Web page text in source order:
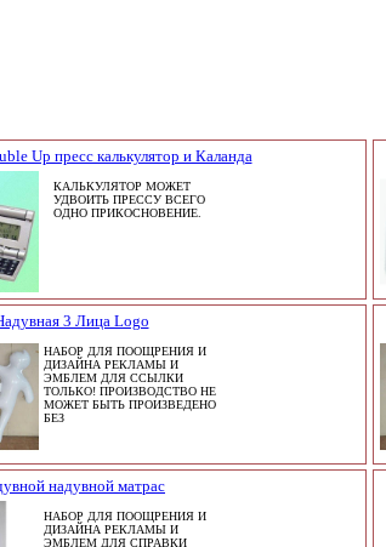
Up пресс калькулятор и Каланда
КАЛЬКУЛЯТОР МОЖЕТ
УДВОИТЬ ПРЕССУ ВСЕГО
ОДНО ПРИКОСНОВЕНИЕ.
3 Лица Logo
НАБОР ДЛЯ ПООЩРЕНИЯ И
ДИЗАЙНА РЕКЛАМЫ И
ЭМБЛЕМ ДЛЯ ССЫЛКИ
ТОЛЬКО! ПРОИЗВОДСТВО НЕ
МОЖЕТ БЫТЬ ПРОИЗВЕДЕНО
БЕЗ
надувной матрас
НАБОР ДЛЯ ПООЩРЕНИЯ И
ДИЗАЙНА РЕКЛАМЫ И
ЭМБЛЕМ ДЛЯ СПРАВКИ